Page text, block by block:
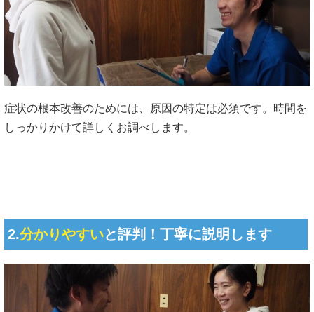
症状の根本改善のためには、原因の特定は必須です。時間を
しっかりかけて詳しくお調べします。
2.分かりやすいと評判！丁寧に説明します